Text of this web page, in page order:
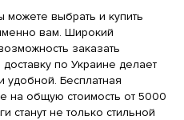
можете выбрать и купить
вам. Широкий
заказать
по Украине делает
удобной. Бесплатная
на общую стоимость от 5000
станут не только стильной